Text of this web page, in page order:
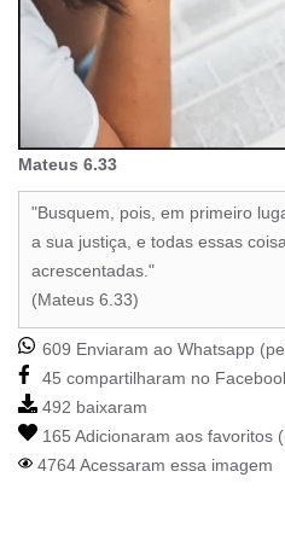
Mateus 6.33
"Busquem, pois, em primeiro
a sua justiça, e todas essas
acrescentadas."
(Mateus 6.33)
609 Enviaram ao Whatsapp
45 compartilharam no
492 baixaram
165 Adicionaram aos favoritos
4764 Acessaram essa imagem